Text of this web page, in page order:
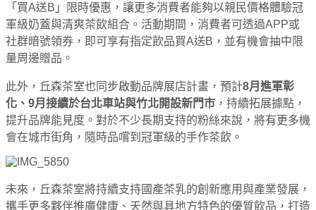
「買A送B」限時優惠，讓更多消費者能夠以親民價格體驗冠
軍級奶蓋與清爽茶飲組合。活動期間，消費者可透過APP或
社群暗號領券，即可享有指定飲品買A送B，並有機會抽中限
量周邊贈品。
此外，丘森茶室也同步啟動品牌展店計畫，預計8月進軍彰
化、9月接續於台北車站與竹北開設新門市 ，持續拓展據點，
提升品牌能見度。對於不少長期支持的粉絲來說，將有更多機
會在城市街角，隨時品嚐到冠軍級的手作茶飲。
未來，丘森茶室將持續支持國產茶乳的創新應用與產業發展，
攜手更多夥伴推廣健康、天然與具地方特色的優質飲品，打造